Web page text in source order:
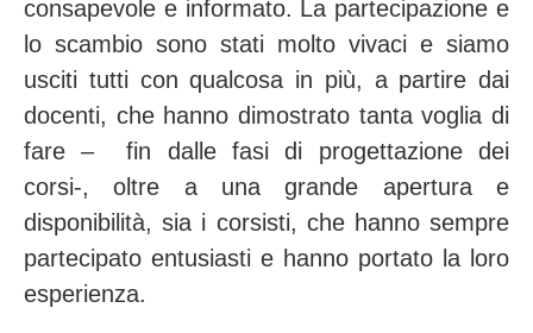
consapevole e informato. La partecipazione e
lo scambio sono stati molto vivaci e siamo
usciti tutti con qualcosa in più, a partire dai
docenti, che hanno dimostrato tanta voglia di
fare – fin dalle fasi di progettazione dei
corsi-, oltre a una grande apertura e
disponibilità, sia i corsisti, che hanno sempre
partecipato entusiasti e hanno portato la loro
esperienza.